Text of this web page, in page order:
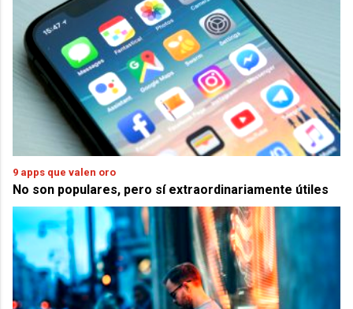
9 apps que valen oro
No son populares, pero sí extraordinariamente útiles